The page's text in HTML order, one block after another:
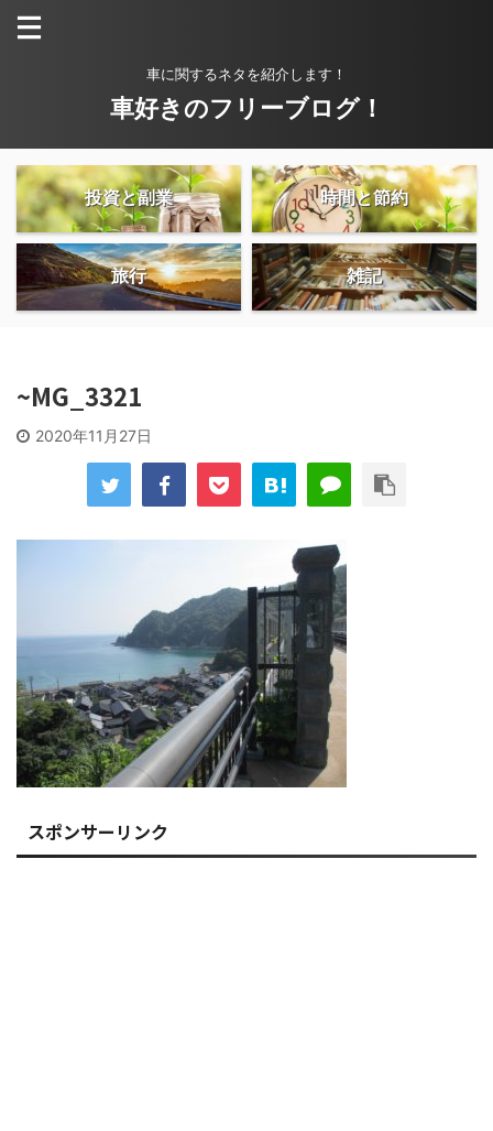
車に関するネタを紹介します！
車好きのフリーブログ！
投資と副業 時間と節約
旅行 雑記
~MG_3321
2020年11月27日
スポンサーリンク